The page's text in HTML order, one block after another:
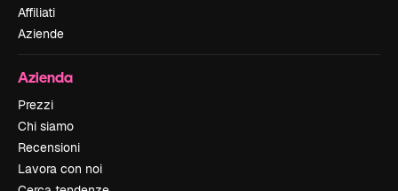
Affiliati
Aziende
Azienda
Prezzi
Chi siamo
Recensioni
Lavora con noi